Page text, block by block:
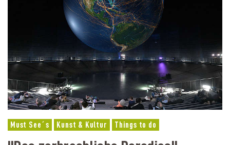
Must See´s Kunst & Kultur Things to do